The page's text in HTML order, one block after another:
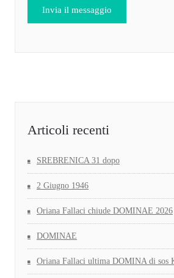
Articoli recenti
SREBRENICA 31 dopo
2 Giugno 1946
Oriana Fallaci chiude DOMINAE 2026
DOMINAE
Oriana Fallaci ultima DOMINA di sos